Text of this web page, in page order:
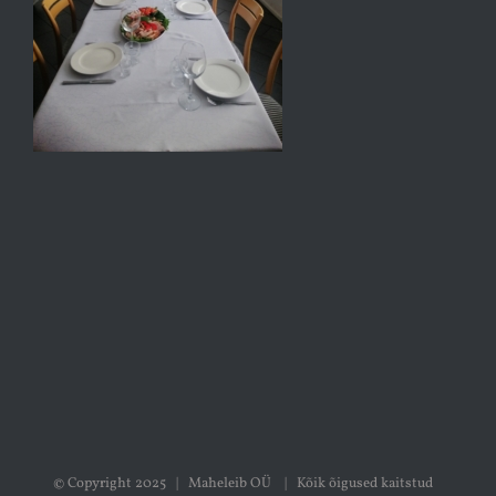
© Copyright 2025 | Maheleib OÜ | Kõik õigused kaitstud